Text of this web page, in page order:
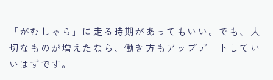
「がむしゃら」に走る時期があってもいい。でも、大
切なものが増えたなら、働き方もアップデートしてい
いはずです。